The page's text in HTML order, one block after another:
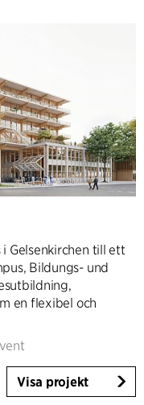
Gelsenkirchen till ett
Bildungs- und
en flexibel och
Visa projekt